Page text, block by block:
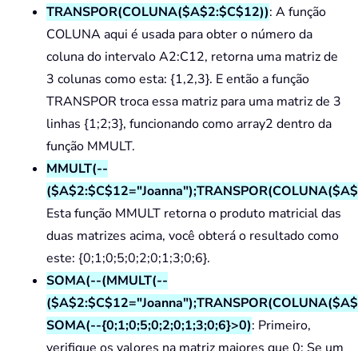
TRANSPOR(COLUNA($A$2:$C$12)): A função
COLUNA aqui é usada para obter o número da
coluna do intervalo A2:C12, retorna uma matriz de
3 colunas como esta: {1,2,3}. E então a função
TRANSPOR troca essa matriz para uma matriz de 3
linhas {1;2;3}, funcionando como array2 dentro da
função MMULT.
MMULT(--
Esta função MMULT retorna o produto matricial das
duas matrizes acima, você obterá o resultado como
este: {0;1;0;5;0;2;0;1;3;0;6}.
SOMA(--(MMULT(--
SOMA(--{0;1;0;5;0;2;0;1;3;0;6}>0): Primeiro,